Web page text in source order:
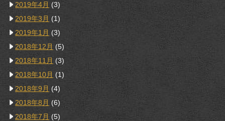
2019年4月 (3)
2019年3月 (1)
2019年1月 (3)
2018年12月 (5)
2018年11月 (3)
2018年10月 (1)
2018年9月 (4)
2018年8月 (6)
2018年7月 (5)